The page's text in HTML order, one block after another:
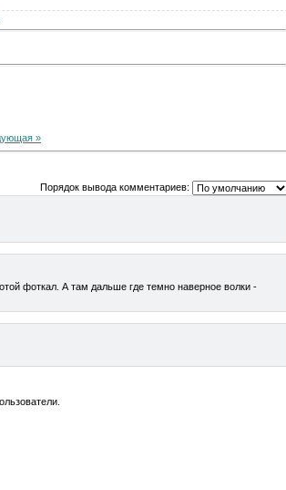
»
Порядок вывода комментариев:
фоткал. А там дальше где темно наверное волки -